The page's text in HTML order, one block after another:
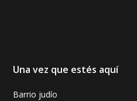
Una vez que estés aquí
Barrio judío